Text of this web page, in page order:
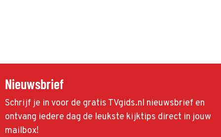
Nieuwsbrief
Schrijf je in voor de gratis TVgids.nl nieuwsbrief en
ontvang iedere dag de leukste kijktips direct in jouw
mailbox!